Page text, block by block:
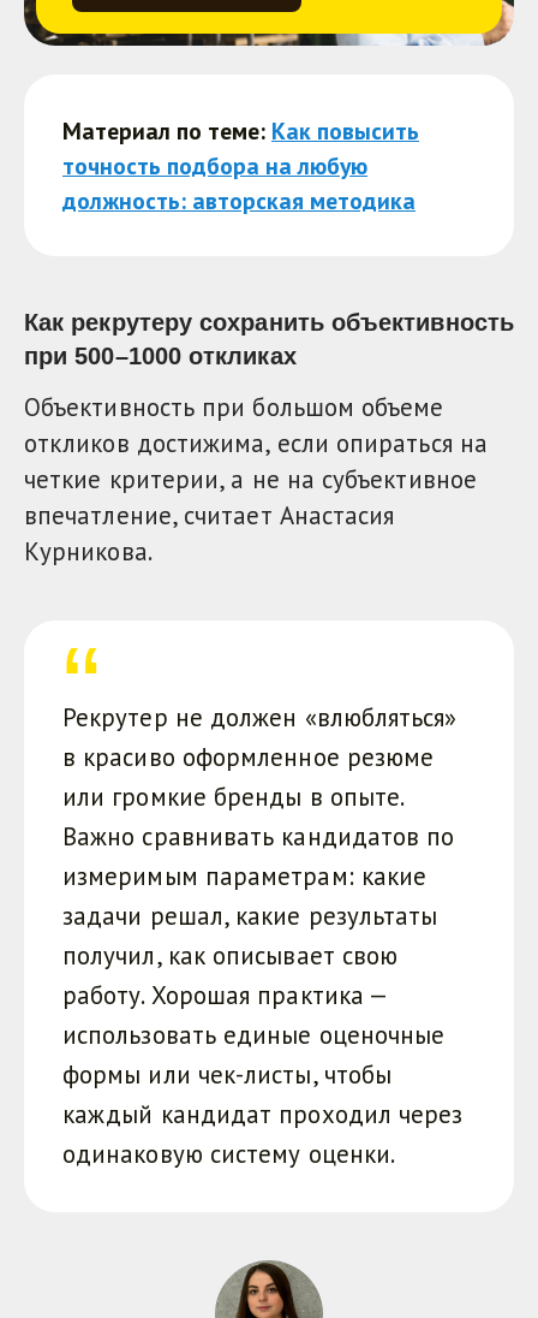
Материал по теме: Как повысить
точность подбора на любую
должность: авторская методика
Как рекрутеру сохранить объективность
при 500–1000 откликах
Объективность при большом объеме
откликов достижима, если опираться на
четкие критерии, а не на субъективное
впечатление, считает Анастасия
Курникова.
Рекрутер не должен «влюбляться»
в красиво оформленное резюме
или громкие бренды в опыте.
Важно сравнивать кандидатов по
измеримым параметрам: какие
задачи решал, какие результаты
получил, как описывает свою
работу. Хорошая практика —
использовать единые оценочные
формы или чек-листы, чтобы
каждый кандидат проходил через
одинаковую систему оценки.